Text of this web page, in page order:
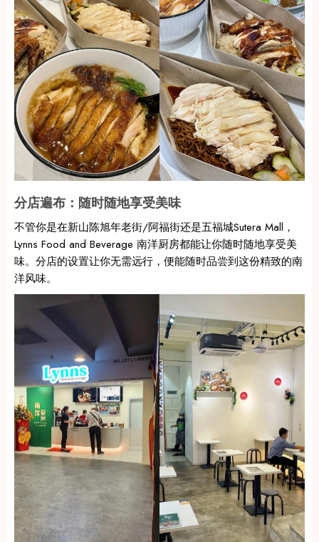
分店遍布：随时随地享受美味
不管你是在新山陈旭年老街/阿福街还是五福城Sutera Mall，
Lynns Food and Beverage 南洋厨房都能让你随时随地享受美
味。分店的设置让你无需远行，便能随时品尝到这份精致的南
洋风味。